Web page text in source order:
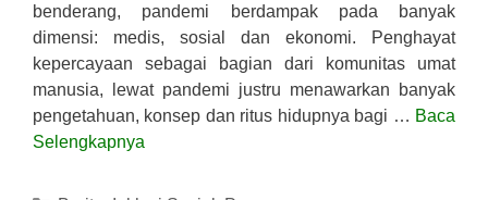
benderang, pandemi berdampak pada banyak
dimensi: medis, sosial dan ekonomi. Penghayat
kepercayaan sebagai bagian dari komunitas umat
manusia, lewat pandemi justru menawarkan banyak
pengetahuan, konsep dan ritus hidupnya bagi … Baca
Selengkapnya